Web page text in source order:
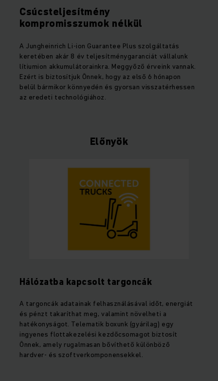
Csúcsteljesítmény
kompromisszumok nélkül
A Jungheinrich Li-ion Guarantee Plus szolgáltatás
keretében akár 8 év teljesítménygaranciát vállalunk
lítiumion akkumulátorainkra. Meggyőző érveink vannak.
Ezért is biztosítjuk Önnek, hogy az első 6 hónapon
belül bármikor könnyedén és gyorsan visszatérhessen
az eredeti technológiához.
Előnyök
Hálózatba kapcsolt targoncák
A targoncák adatainak felhasználásával időt, energiát
és pénzt takaríthat meg, valamint növelheti a
hatékonyságot. Telematik boxunk (gyárilag) egy
ingyenes flottakezelési kezdőcsomagot biztosít
Önnek, amely rugalmasan bővíthető különböző
hardver- és szoftverkomponensekkel.